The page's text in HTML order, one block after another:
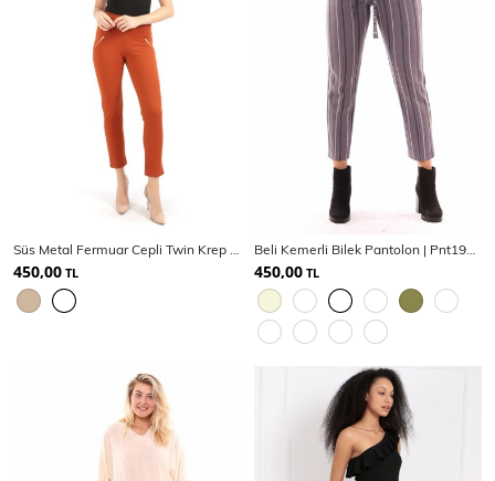
Süs Metal Fermuar Cepli Twin Krep Pantolon
450,00 TL
Beli Kemerli Bilek Pantolon | Pnt19022
450,00 TL